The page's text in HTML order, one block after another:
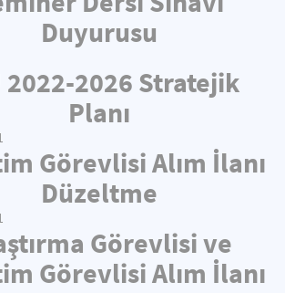
Duyurusu
2022-2026 Stratejik
Planı
Görevlisi Alım İlanı
Düzeltme
Görevlisi ve
Görevlisi Alım İlanı